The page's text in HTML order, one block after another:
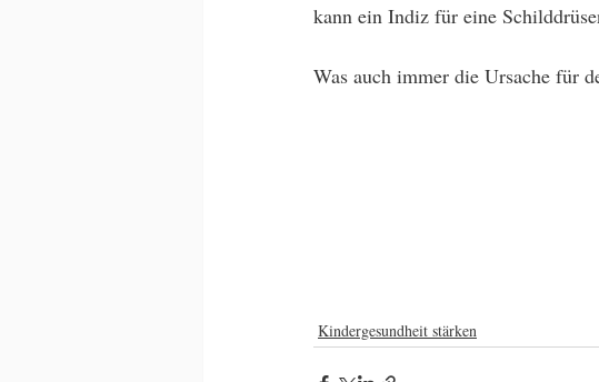
kann ein Indiz für eine
Was auch immer die Ursache für
Kindergesundheit stärken